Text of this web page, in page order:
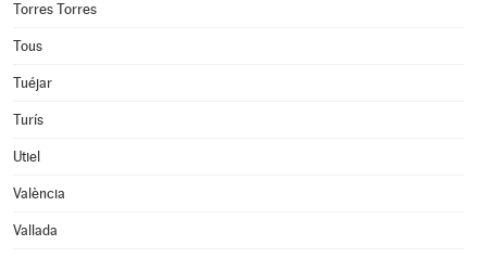
Torres Torres
Tous
Tuéjar
Turís
Utiel
València
Vallada